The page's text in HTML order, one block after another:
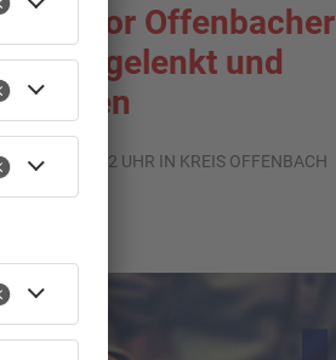
vor Offenbacher
abgelenkt und
13:42 UHR IN KREIS OFFENBACH